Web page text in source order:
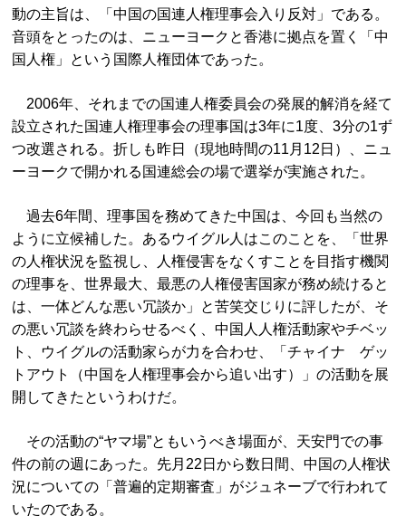
動の主旨は、「中国の国連人権理事会入り反対」である。
音頭をとったのは、ニューヨークと香港に拠点を置く「中
国人権」という国際人権団体であった。
2006年、それまでの国連人権委員会の発展的解消を経て
設立された国連人権理事会の理事国は3年に1度、3分の1ず
つ改選される。折しも昨日（現地時間の11月12日）、ニュ
ーヨークで開かれる国連総会の場で選挙が実施された。
過去6年間、理事国を務めてきた中国は、今回も当然の
ように立候補した。あるウイグル人はこのことを、「世界
の人権状況を監視し、人権侵害をなくすことを目指す機関
の理事を、世界最大、最悪の人権侵害国家が務め続けると
は、一体どんな悪い冗談か」と苦笑交じりに評したが、そ
の悪い冗談を終わらせるべく、中国人人権活動家やチベッ
ト、ウイグルの活動家らが力を合わせ、「チャイナ ゲッ
トアウト（中国を人権理事会から追い出す）」の活動を展
開してきたというわけだ。
その活動の“ヤマ場”ともいうべき場面が、天安門での事
件の前の週にあった。先月22日から数日間、中国の人権状
況についての「普遍的定期審査」がジュネーブで行われて
いたのである。